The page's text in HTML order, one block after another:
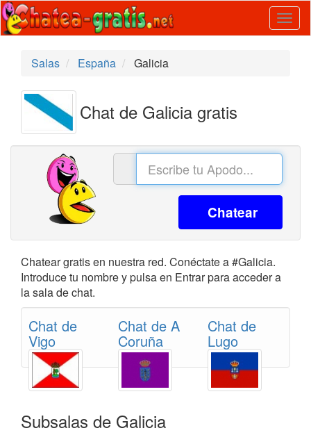
Salas
España Galicia
Chat de Galicia gratis
Chatear
Chatear gratis en nuestra red. Conéctate a #Galicia.
Introduce tu nombre y pulsa en Entrar para acceder a
la sala de chat.
Chat de
Vigo
Chat de A
Coruña
Chat de
Lugo
Subsalas de Galicia